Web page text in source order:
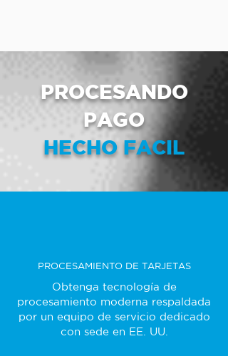
PROCESANDO
PAGO
HECHO FACIL
PROCESAMIENTO DE TARJETAS
Obtenga tecnología de
procesamiento moderna respaldada
por un equipo de servicio dedicado
con sede en EE. UU.